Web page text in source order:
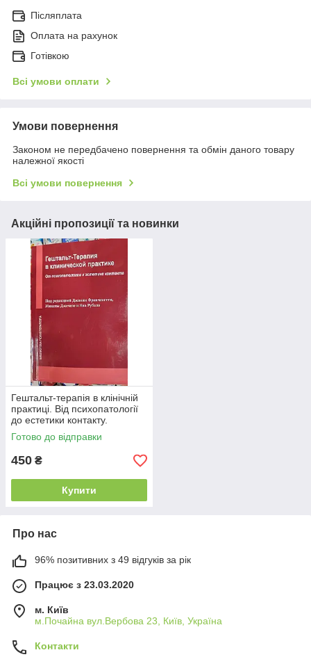
Післяплата
Оплата на рахунок
Готівкою
Всі умови оплати
Умови повернення
Законом не передбачено повернення та обмін даного товару
належної якості
Всі умови повернення
Акційні пропозиції та новинки
Гештальт-терапія в клінічній
практиці. Від психопатології
до естетики контакту.
Франчесетті
Готово до відправки
450 ₴
Купити
Про нас
96% позитивних з 49 відгуків за рік
Працює з 23.03.2020
м. Київ
м.Почайна вул.Вербова 23, Київ, Україна
Контакти